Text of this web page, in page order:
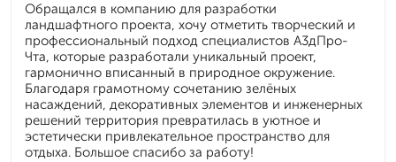
Обращался в компанию для разработки
ландшафтного проекта, хочу отметить творческий и
профессиональный подход специалистов А3дПро-
Чта, которые разработали уникальный проект,
гармонично вписанный в природное окружение.
Благодаря грамотному сочетанию зелёных
насаждений, декоративных элементов и инженерных
решений территория превратилась в уютное и
эстетически привлекательное пространство для
отдыха. Большое спасибо за работу!